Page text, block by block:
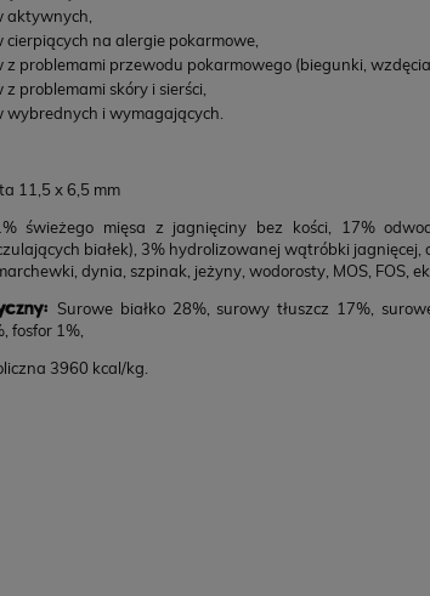
aktywnych,
cierpiących na alergie pokarmowe,
z problemami przewodu pokarmowego (biegunki,
z problemami skóry i sierści,
wybrednych i wymagających.
11,5 x 6,5 mm
świeżego mięsa z jagnięciny bez kości, 17%
białek), 3% hydrolizowanej wątróbki
dynia, szpinak, jeżyny, wodorosty, MOS, FOS,
Surowe białko 28%, surowy tłuszcz 17%,
fosfor 1%,
3960 kcal/kg.